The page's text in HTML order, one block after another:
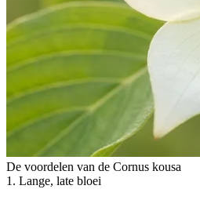
De voordelen van de Cornus kousa
1. Lange, late bloei